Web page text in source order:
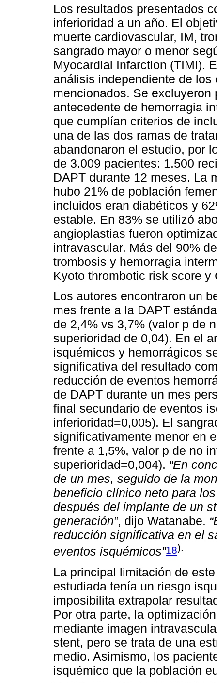
Los resultados presentados
inferioridad a un año. El
muerte cardiovascular, IM,
sangrado mayor o menor
Myocardial Infarction (TIMI).
análisis independiente de
mencionados. Se
antecedente de hemorragia
que cumplían criterios de
una de las dos ramas de
abandonaron el estudio, por
de 3.009 pacientes: 1.500
DAPT durante 12 meses. La
hubo 21% de población
incluidos eran diabéticos y
estable. En 83% se utilizó
angioplastias fueron
intravascular. Más del 90%
trombosis y hemorragia
Kyoto thrombotic risk score
Los autores encontraron un
mes frente a la DAPT
de 2,4% vs 3,7% (valor p de
superioridad de 0,04). En el
isquémicos y hemorrágicos
significativa del resultado
reducción de eventos
de DAPT durante un mes
final secundario de eventos
inferioridad=0,005). El
significativamente menor en
frente a 1,5%, valor p de no
superioridad=0,004). “En
de un mes, seguido de la
beneficio clínico neto para
después del implante de un
generación”, dijo Watanabe.
reducción significativa en el
eventos isquémicos”18).
La principal limitación de
estudiada tenía un riesgo
imposibilita extrapolar
Por otra parte, la
mediante imagen
stent, pero se trata de una
medio. Asimismo, los
isquémico que la población